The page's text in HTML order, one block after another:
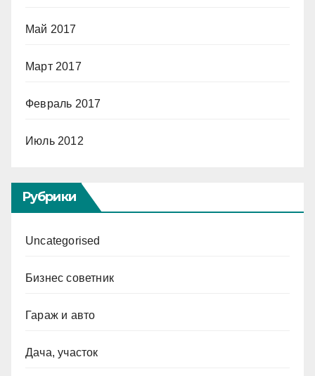
Май 2017
Март 2017
Февраль 2017
Июль 2012
Рубрики
Uncategorised
Бизнес советник
Гараж и авто
Дача, участок